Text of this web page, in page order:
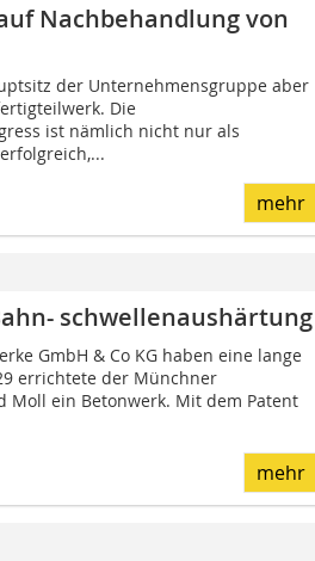
Nachbehandlung von
der Unternehmensgruppe aber
Die
ist nämlich nicht nur als
mehr
schwellenaushärtung
GmbH & Co KG haben eine lange
errichtete der Münchner
Moll ein Betonwerk. Mit dem Patent
mehr